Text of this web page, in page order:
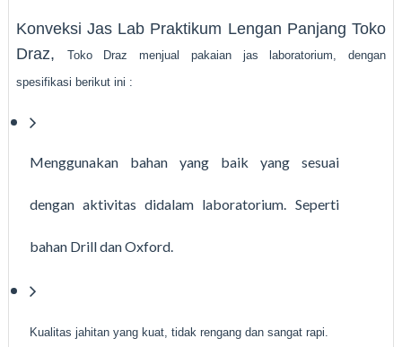
Konveksi Jas Lab Praktikum Lengan Panjang Toko
Draz,
Toko Draz menjual pakaian jas laboratorium, dengan
spesifikasi berikut ini :
Menggunakan bahan yang baik yang sesuai
dengan aktivitas didalam laboratorium. Seperti
bahan Drill dan Oxford.
Kualitas jahitan yang kuat, tidak rengang dan sangat rapi.